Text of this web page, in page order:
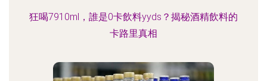
狂喝7910ml，誰是0卡飲料yyds？揭秘酒精飲料的
卡路里真相